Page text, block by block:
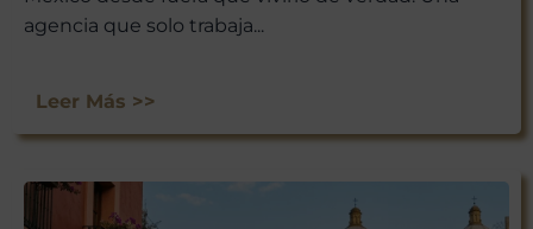
agencia que solo trabaja...
Leer Más >>